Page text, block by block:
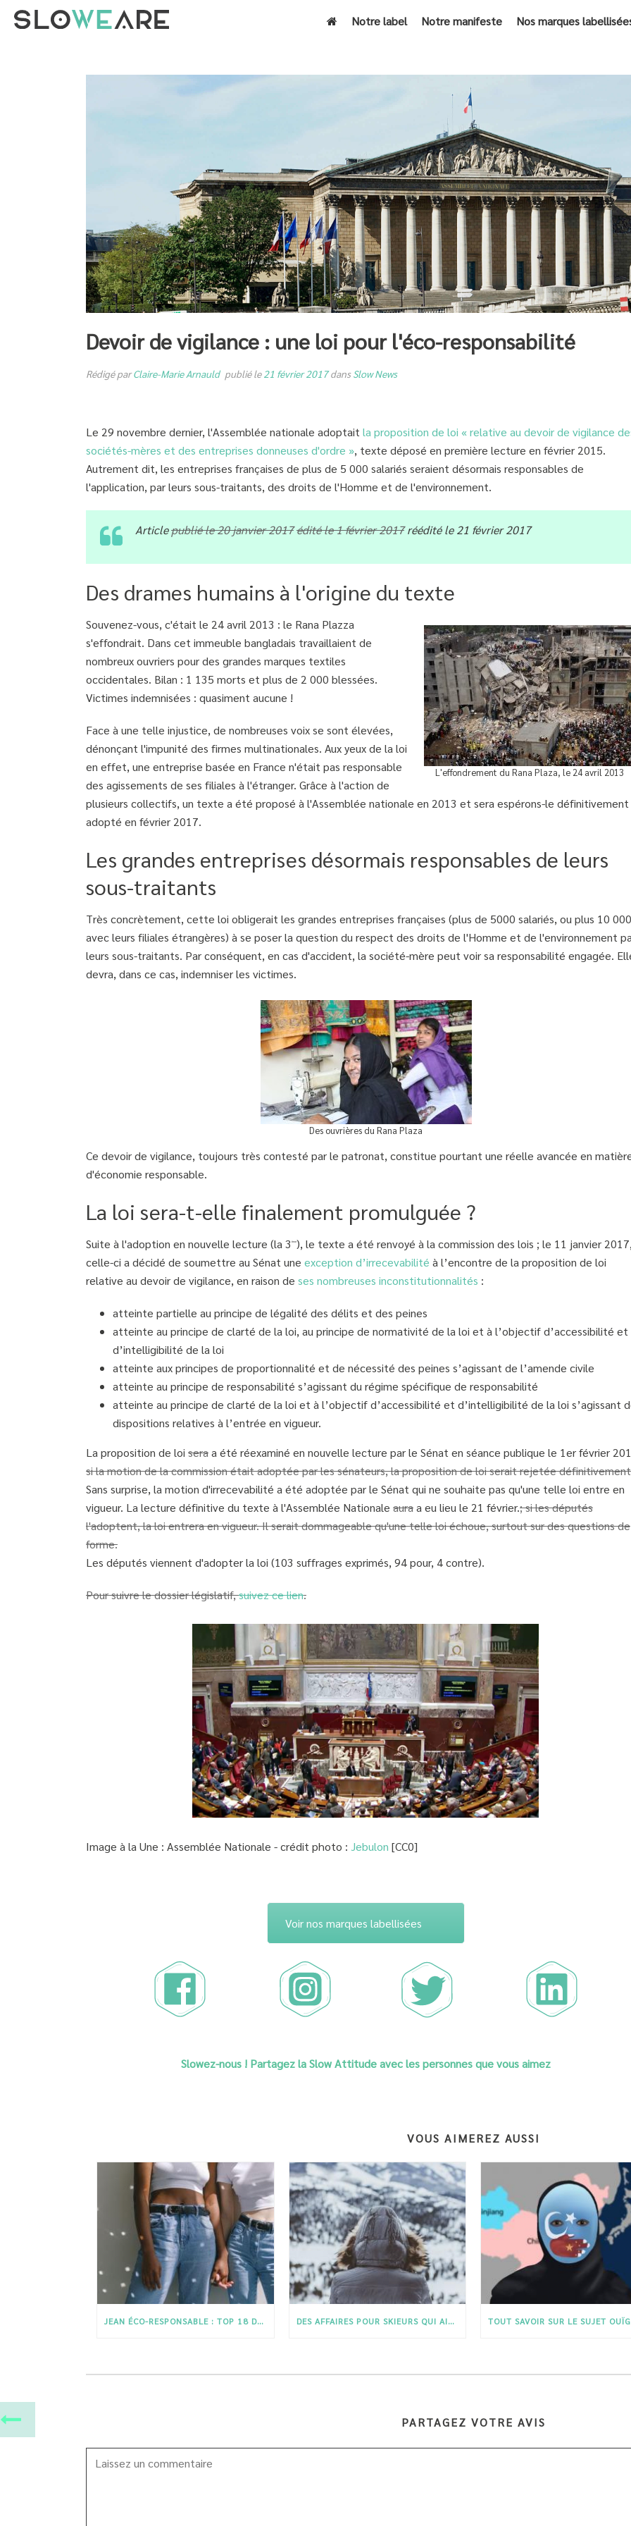
Notre label Notre manifeste Nos marques
Devoir de vigilance : une loi pour l'éco-responsabilité
Rédigé parClaire-Marie Arnauld publié le21 février 2017dansSlow News
Le 29 novembre dernier, l'Assemblée nationale adoptait la proposition de loi « relative au devoir de vigilance
sociétés-mères et des entreprises donneuses d'ordre », texte déposé en première lecture en février 2015.
Autrement dit, les entreprises françaises de plus de 5 000 salariés seraient désormais responsables de
l'application, par leurs sous-traitants, des droits de l'Homme et de l'environnement.
Articlepublié le 20 janvier 2017édité le 1 février 2017réédité le 21 février 2017
Des drames humains à l'origine du texte
L'effondrement du Rana Plaza, le 24 avril 2013
Souvenez-vous, c'était le 24 avril 2013 : le Rana Plazza
s'effondrait. Dans cet immeuble bangladais travaillaient de
nombreux ouvriers pour des grandes marques textiles
occidentales. Bilan : 1 135 morts et plus de 2 000 blessées.
Victimes indemnisées : quasiment aucune !
Face à une telle injustice, de nombreuses voix se sont élevées,
dénonçant l'impunité des firmes multinationales. Aux yeux de la loi
en effet, une entreprise basée en France n'était pas responsable
des agissements de ses filiales à l'étranger. Grâce à l'action de
plusieurs collectifs, un texte a été proposé à l'Assemblée nationale en 2013 et sera espérons-le définitivement
adopté en février 2017.
Les grandes entreprises désormais responsables de leurs
sous-traitants
Très concrètement, cette loi obligerait les grandes entreprises françaises (plus de 5000 salariés, ou plus 10 000
avec leurs filiales étrangères) à se poser la question du respect des droits de l'Homme et de l'environnement
leurs sous-traitants. Par conséquent, en cas d'accident, la société-mère peut voir sa responsabilité engagée.
devra, dans ce cas, indemniser les victimes.
Des ouvrières du Rana Plaza
Ce devoir de vigilance, toujours très contesté par le patronat, constitue pourtant une réelle avancée en
d'économie responsable.
La loi sera-t-elle finalement promulguée ?
Suite à l'adoption en nouvelle lecture (la 3 ème), le texte a été renvoyé à la commission des lois ; le 11 janvier 2017,
celle-ci a décidé de soumettre au Sénat une exception d’irrecevabilité à l’encontre de la proposition de loi
relative au devoir de vigilance, en raison de ses nombreuses inconstitutionnalités :
atteinte partielle au principe de légalité des délits et des peines
atteinte au principe de clarté de la loi, au principe de normativité de la loi et à l’objectif d’accessibilité et
d’intelligibilité de la loi
atteinte aux principes de proportionnalité et de nécessité des peines s’agissant de l’amende civile
atteinte au principe de responsabilité s’agissant du régime spécifique de responsabilité
atteinte au principe de clarté de la loi et à l’objectif d’accessibilité et d’intelligibilité de la loi s’agissant
dispositions relatives à l’entrée en vigueur.
La proposition de loi seraa été réexaminé en nouvelle lecture par le Sénat en séance publique le 1er février
si la motion de la commission était adoptée par les sénateurs, la proposition de loi serait rejetée définitivement
Sans surprise, la motion d'irrecevabilité a été adoptée par le Sénat qui ne souhaite pas qu'une telle loi entre en
vigueur. La lecture définitive du texte à l'Assemblée Nationale auraa eu lieu le 21 février.; si les députés
l'adoptent, la loi entrera en vigueur. Il serait dommageable qu'une telle loi échoue, surtout sur des questions de
forme.
Les députés viennent d'adopter la loi (103 suffrages exprimés, 94 pour, 4 contre).
Pour suivre le dossier législatif,suivez ce lien.
Image à la Une : Assemblée Nationale - crédit photo : Jebulon [CC0]
Voir nos marques labellisées
Slowez-nous ! Partagez la Slow Attitude avec les personnes que vous aimez
VOUS AIMEREZ AUSSI
JEAN ÉCO-RESPONSABLE : TOP 18 DES MARQUES QUI MISENT SUR L’ÉTHIQUE ET LA QUALITÉ DES AFFAIRES POUR SKIEURS QUI AIMENT LA NATURE
PARTAGEZ VOTRE AVIS